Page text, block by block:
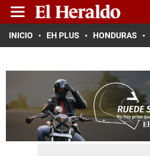
INICIO EH PLUS HONDURAS